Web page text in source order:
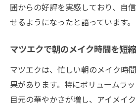
囲からの好評を実感しており、自
せるようになったと語っています。
マツエクで朝のメイク時間を短縮
マツエクは、忙しい朝のメイク時
果があります。特にボリュームラッ
目元の華やかさが増し、アイメイ